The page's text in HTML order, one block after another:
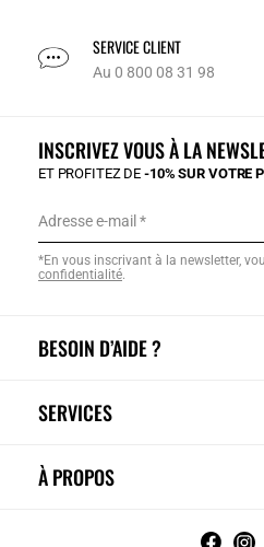
SERVICE CLIENT
Au 0 800 08 31 98
BESOIN D’AIDE ?
SERVICES
À PROPOS
INSCRIVEZ VOUS À LA
ET PROFITEZ DE-10% SUR VOTRE
Adresse e-mail
*En vous inscrivant à la newsletter,
confidentialité.